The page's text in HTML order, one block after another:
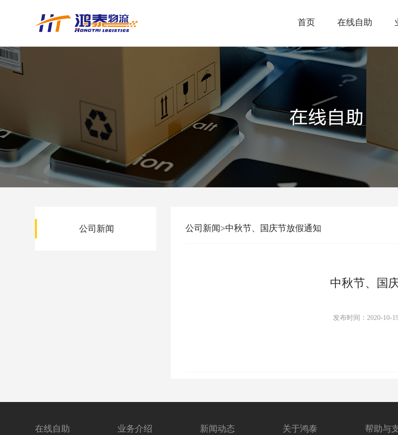
首页 在线自助
公司新闻 公司新闻>中秋节、国庆节放假通知
中秋节、国
发布时间：2020-10-
在线自助 业务介绍 新闻动态 关于鸿泰 帮助与